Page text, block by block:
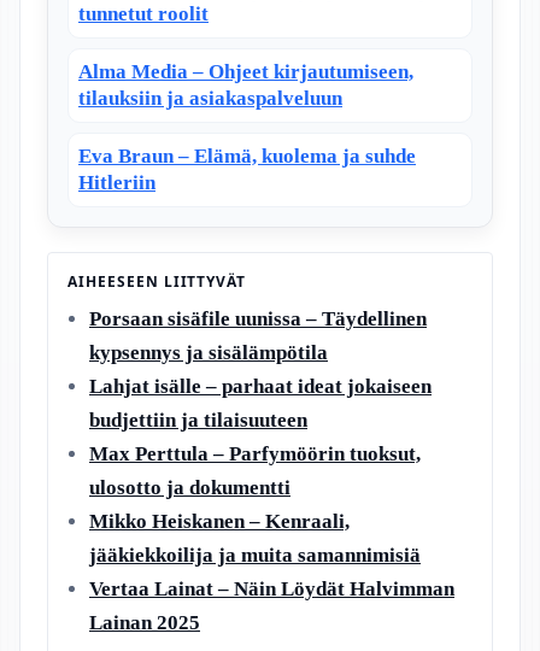
tunnetut roolit
Alma Media – Ohjeet kirjautumiseen,
tilauksiin ja asiakaspalveluun
Eva Braun – Elämä, kuolema ja suhde
Hitleriin
AIHEESEEN LIITTYVÄT
Porsaan sisäfile uunissa – Täydellinen
kypsennys ja sisälämpötila
Lahjat isälle – parhaat ideat jokaiseen
budjettiin ja tilaisuuteen
Max Perttula – Parfymöörin tuoksut,
ulosotto ja dokumentti
Mikko Heiskanen – Kenraali,
jääkiekkoilija ja muita samannimisiä
Vertaa Lainat – Näin Löydät Halvimman
Lainan 2025